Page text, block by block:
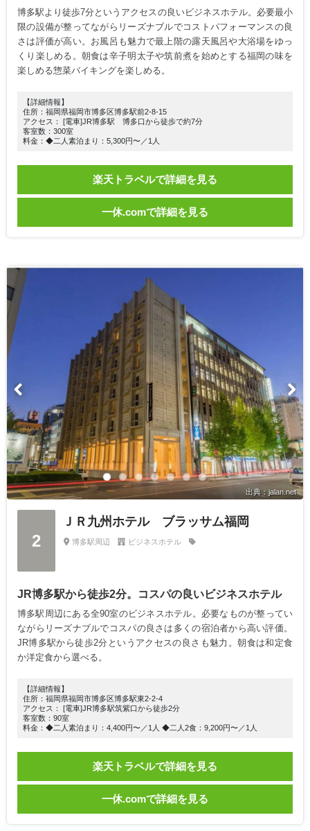
博多駅より徒歩7分というアクセスの良いビジネスホテル。必要最小
限の設備が整ってながらリーズナブルでコストパフォーマンスの良
さは評価が高い。お風呂も魅力で最上階の露天風呂や大浴場をゆっ
くり楽しめる。朝食は辛子明太子や筑前煮を始めとする福岡の味を
楽しめる惣菜バイキングを楽しめる。
【詳細情報】
住所：福岡県福岡市博多区博多駅前2-8-15
アクセス： [電車]JR博多駅 博多口から徒歩で約7分
客室数：300室
料金：◆二人素泊まり：5,300円〜／1人
楽天トラベルで詳細を見る
一休.comで詳細を見る
出典：jalan.net
2
ＪＲ九州ホテル ブラッサム福岡
博多駅周辺 ビジネスホテル
JR博多駅から徒歩2分。コスパの良いビジネスホテル
博多駅周辺にある全90室のビジネスホテル。必要なものが整ってい
ながらリーズナブルでコスパの良さは多くの宿泊者から高い評価。
JR博多駅から徒歩2分というアクセスの良さも魅力。朝食は和定食
か洋定食から選べる。
【詳細情報】
住所：福岡県福岡市博多区博多駅東2-2-4
アクセス： [電車]JR博多駅筑紫口から徒歩2分
客室数：90室
料金：◆二人素泊まり：4,400円〜／1人 ◆二人2食：9,200円〜／1人
楽天トラベルで詳細を見る
一休.comで詳細を見る